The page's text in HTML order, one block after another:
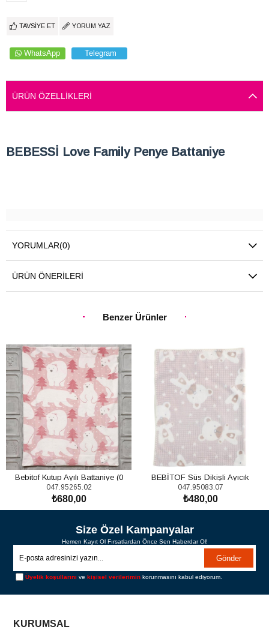
TAVSIYE ET YORUM YAZ
WhatsApp Telegram
ÜRÜN ÖZELLIKLERI
BEBESSİ Love Family Penye Battaniye
YORUMLAR(0)
ÜRÜN ÖNERILERI
Benzer Ürünler
Bebitof Kutup Ayılı Battaniye (0
Ay+)
047.95265.02
₺680,00
SEPETE EKLE
BEBİTOF Süs Dikişli Ayıcık
Battaniye
047.95083.07
₺480,00
SEPETE EKLE
Size Özel Kampanyalar
Hemen Kayıt Ol Fırsatlardan Önce Sen Haberdar Ol!
Gönder
Üyelik koşullarını vekişisel verilerimin korunmasını kabul ediyorum.
KURUMSAL